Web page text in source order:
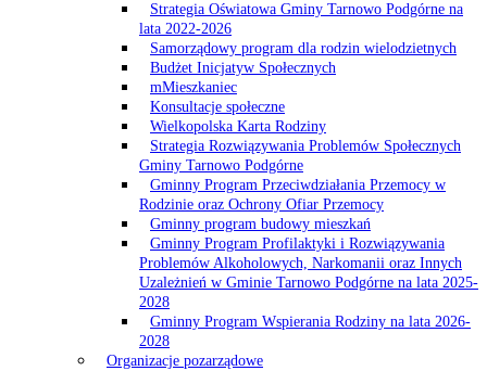
Strategia Oświatowa Gminy Tarnowo Podgórne na
lata 2022-2026
Samorządowy program dla rodzin wielodzietnych
Budżet Inicjatyw Społecznych
mMieszkaniec
Konsultacje społeczne
Wielkopolska Karta Rodziny
Strategia Rozwiązywania Problemów Społecznych
Gminy Tarnowo Podgórne
Gminny Program Przeciwdziałania Przemocy w
Rodzinie oraz Ochrony Ofiar Przemocy
Gminny program budowy mieszkań
Gminny Program Profilaktyki i Rozwiązywania
Problemów Alkoholowych, Narkomanii oraz Innych
Uzależnień w Gminie Tarnowo Podgórne na lata 2025-
2028
Gminny Program Wspierania Rodziny na lata 2026-
2028
Organizacje pozarządowe